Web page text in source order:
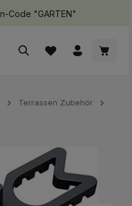
Code "GARTEN"
Terrassen Zubehör